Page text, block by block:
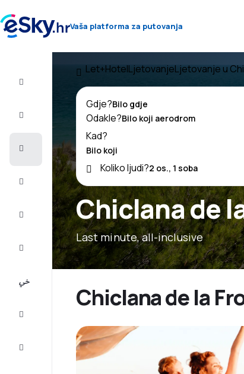
Vaša platforma za putovanja
Ljetovanje
2026/27
Let+HotelLjetovanjeLjetovanje u
Chiclana de
Last minute, all-inclusive
Gdje?
Odakle?
Kad?
Koliko ljudi?
Chiclana de la